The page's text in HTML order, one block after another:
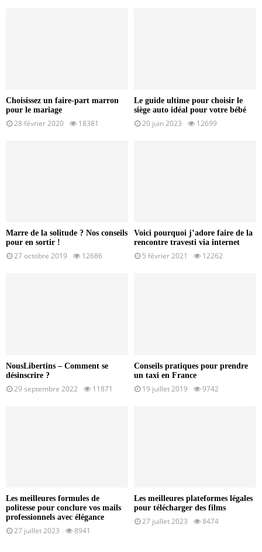
Choisissez un faire-part marron
pour le mariage
28 février 2020 18381
Le guide ultime pour choisir le
siège auto idéal pour votre bébé
20 juin 2023 12699
Marre de la solitude ? Nos conseils
pour en sortir !
27 octobre 2019 12686
Voici pourquoi j’adore faire de la
rencontre travesti via internet
5 février 2021 12262
NousLibertins – Comment se
désinscrire ?
29 septembre 2022 11871
Conseils pratiques pour prendre
un taxi en France
19 juillet 2019 9742
Les meilleures formules de
politesse pour conclure vos mails
professionnels avec élégance
27 juillet 2023 8941
Les meilleures plateformes légales
pour télécharger des films
27 juillet 2023 8474